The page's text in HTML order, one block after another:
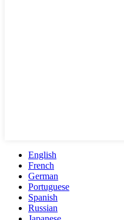
English
French
German
Portuguese
Spanish
Russian